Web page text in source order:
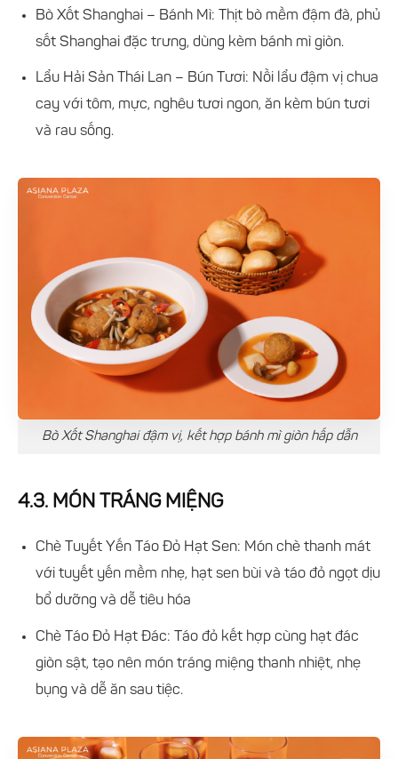
Bò Xốt Shanghai – Bánh Mì: Thịt bò mềm đậm đà, phủ
sốt Shanghai đặc trưng, dùng kèm bánh mì giòn.
Lẩu Hải Sản Thái Lan – Bún Tươi: Nồi lẩu đậm vị chua
cay với tôm, mực, nghêu tươi ngon, ăn kèm bún tươi
và rau sống.
Bò Xốt Shanghai đậm vị, kết hợp bánh mì giòn hấp dẫn
4.3. MÓN TRÁNG MIỆNG
Chè Tuyết Yến Táo Đỏ Hạt Sen: Món chè thanh mát
với tuyết yến mềm nhẹ, hạt sen bùi và táo đỏ ngọt dịu
bổ dưỡng và dễ tiêu hóa
Chè Táo Đỏ Hạt Đác: Táo đỏ kết hợp cùng hạt đác
giòn sật, tạo nên món tráng miệng thanh nhiệt, nhẹ
bụng và dễ ăn sau tiệc.